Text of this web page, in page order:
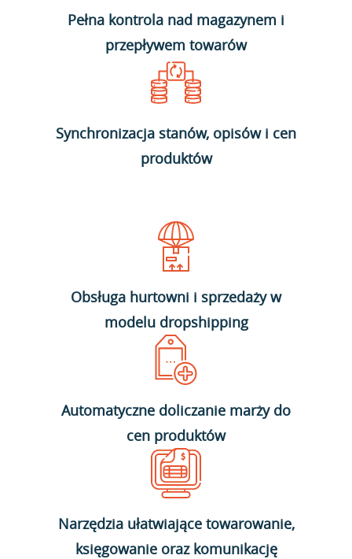
Pełna kontrola nad magazynem i
przepływem towarów
Synchronizacja stanów, opisów i cen
produktów
Obsługa hurtowni i sprzedaży w
modelu dropshipping
Automatyczne doliczanie marży do
cen produktów
Narzędzia ułatwiające towarowanie,
księgowanie oraz komunikację